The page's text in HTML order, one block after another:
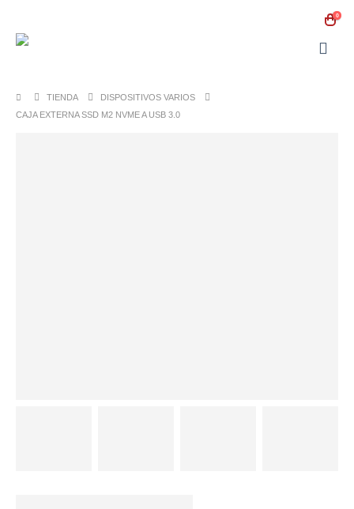
0
TIENDA
DISPOSITIVOS VARIOS
CAJA EXTERNA SSD M2 NVME A USB 3.0